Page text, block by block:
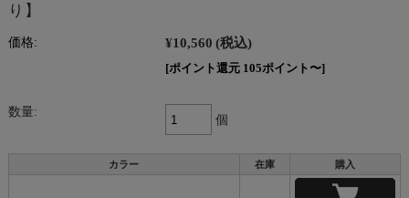
り】
価格: ¥10,560 (税込)
[ポイント還元 105ポイント〜]
数量:
個
カラー 在庫 購入